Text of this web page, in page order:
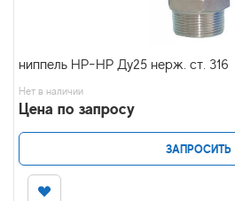
ниппель НР-НР Ду25 нерж. ст. 316
Нет в наличии
Цена по запросу
ЗАПРОСИТЬ